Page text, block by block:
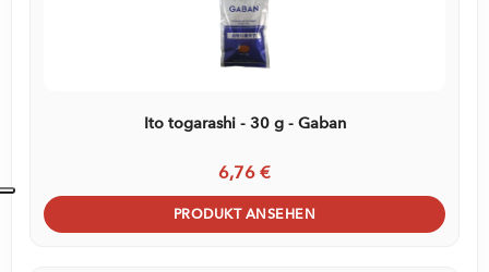
Ito togarashi - 30 g - Gaban
6,76 €
PRODUKT ANSEHEN